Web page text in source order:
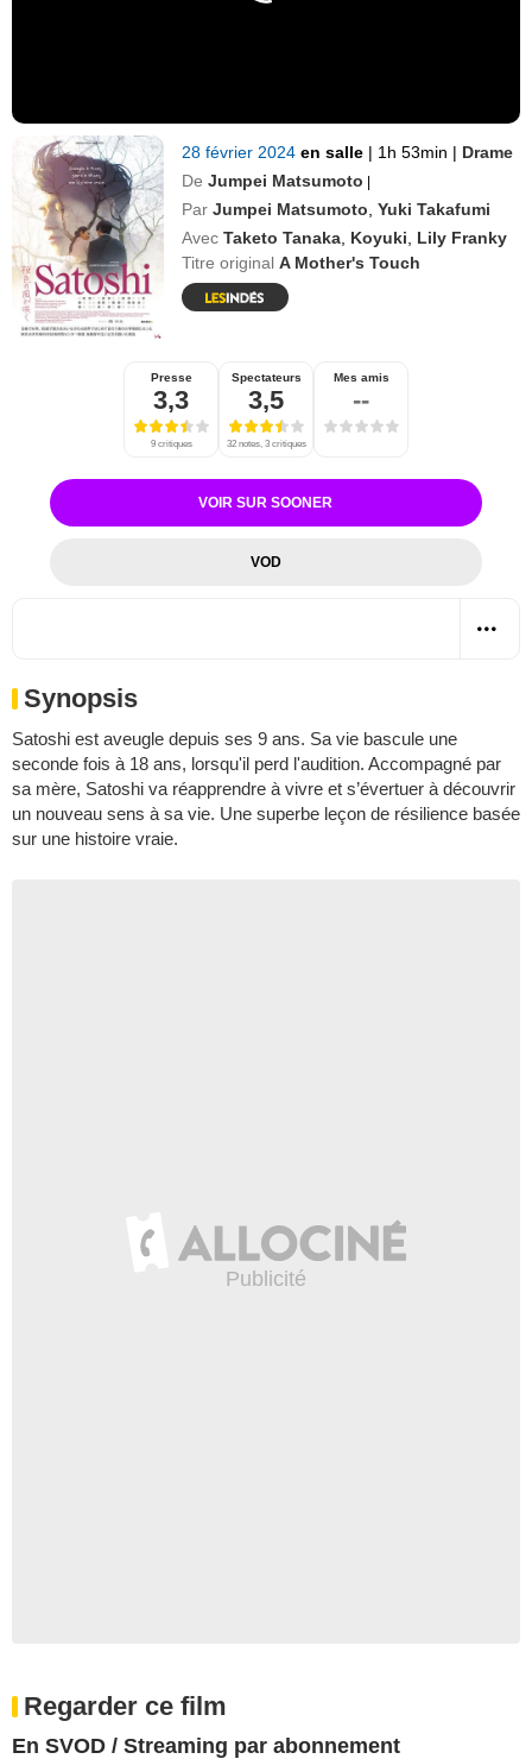
28 février 2024en salle | 1h 53min | Drame
De Jumpei Matsumoto |
Par Jumpei Matsumoto ,Yuki Takafumi
Avec Taketo Tanaka Koyuki
Lily Franky
Titre originalA Mother's Touch
Presse
3,3
9 critiques
Spectateurs
3,5
32 notes, 3 critiques
Mes amis
--
VOIR SUR SOONER
VOD
Synopsis
Satoshi est aveugle depuis ses 9 ans. Sa vie bascule une
seconde fois à 18 ans, lorsqu'il perd l'audition. Accompagné par
sa mère, Satoshi va réapprendre à vivre et s’évertuer à découvrir
un nouveau sens à sa vie. Une superbe leçon de résilience basée
sur une histoire vraie.
Regarder ce film
En SVOD / Streaming par abonnement